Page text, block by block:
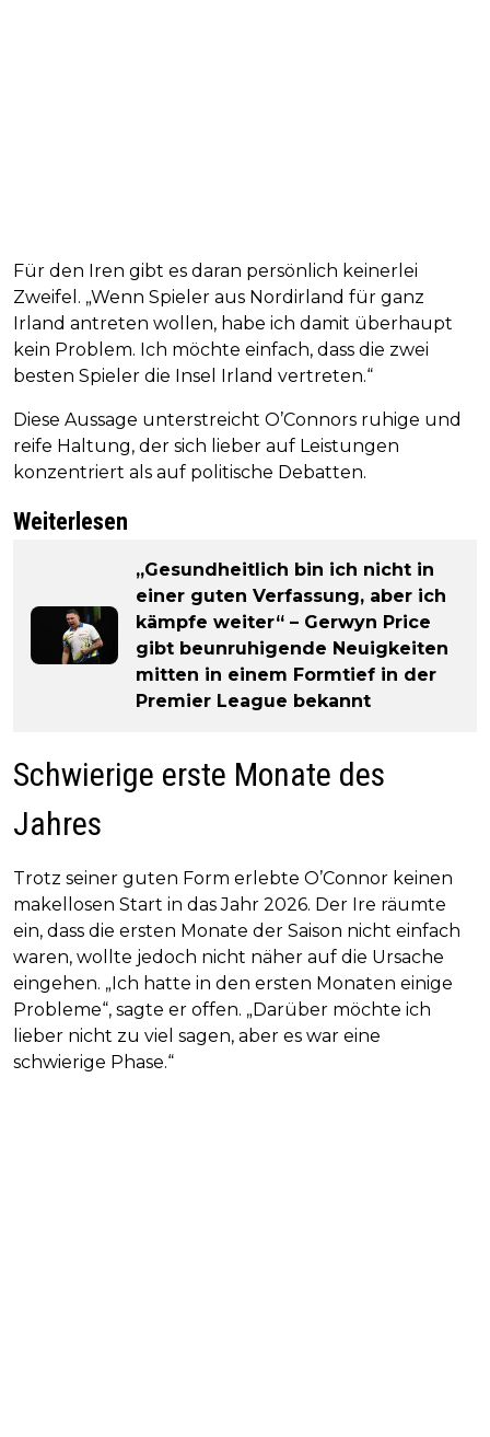
Für den Iren gibt es daran persönlich keinerlei
Zweifel. „Wenn Spieler aus Nordirland für ganz
Irland antreten wollen, habe ich damit überhaupt
kein Problem. Ich möchte einfach, dass die zwei
besten Spieler die Insel Irland vertreten.“
Diese Aussage unterstreicht O’Connors ruhige und
reife Haltung, der sich lieber auf Leistungen
konzentriert als auf politische Debatten.
Weiterlesen
„Gesundheitlich bin ich nicht in
einer guten Verfassung, aber ich
kämpfe weiter“ – Gerwyn Price
gibt beunruhigende Neuigkeiten
mitten in einem Formtief in der
Premier League bekannt
Schwierige erste Monate des
Jahres
Trotz seiner guten Form erlebte O’Connor keinen
makellosen Start in das Jahr 2026. Der Ire räumte
ein, dass die ersten Monate der Saison nicht einfach
waren, wollte jedoch nicht näher auf die Ursache
eingehen. „Ich hatte in den ersten Monaten einige
Probleme“, sagte er offen. „Darüber möchte ich
lieber nicht zu viel sagen, aber es war eine
schwierige Phase.“